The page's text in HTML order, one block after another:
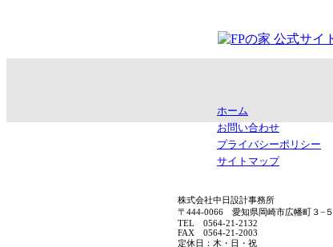
ホーム
お問い合わせ
プライバシーポリシー
サイトマップ
株式会社中日設計事務所
〒444-0066 愛知県岡崎市広幡町３−５
TEL 0564-21-2132
FAX 0564-21-2003
定休日：木・日・祝